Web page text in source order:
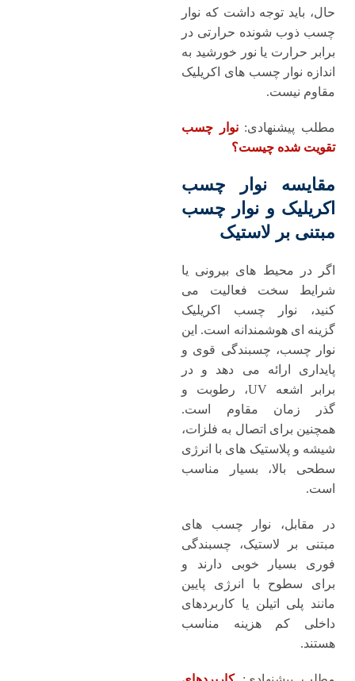
حال، باید توجه داشت که نوار
چسب ذوب‌ شونده حرارتی در
برابر حرارت یا نور خورشید به
اندازه نوار چسب‌ های اکریلیک
مقاوم نیست.
مطلب پیشنهادی:نوار چسب
تقویت شده چیست؟
مقایسه نوار چسب
اکریلیک و نوار چسب
مبتنی بر لاستیک
اگر در محیط ‌های بیرونی یا
شرایط سخت فعالیت می
‌کنید، نوار چسب اکریلیک
گزینه ‌ای هوشمندانه است. این
نوار چسب، چسبندگی قوی و
پایداری ارائه می ‌دهد و در
برابر اشعه UV، رطوبت و
گذر زمان مقاوم است.
همچنین برای اتصال به فلزات،
شیشه و پلاستیک‌ های با انرژی
سطحی بالا، بسیار مناسب
است.
در مقابل، نوار چسب ‌های
مبتنی بر لاستیک، چسبندگی
فوری بسیار خوبی دارند و
برای سطوح با انرژی پایین
مانند پلی ‌اتیلن یا کاربردهای
داخلی کم‌ هزینه مناسب
هستند.